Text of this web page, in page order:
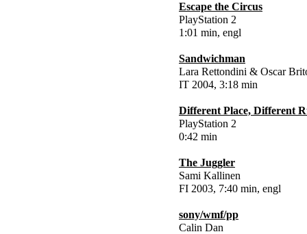
Escape the Circus
PlayStation 2
1:01 min, engl
Sandwichman
Lara Rettondini & Oscar
IT 2004, 3:18 min
Different Place, Different
PlayStation 2
0:42 min
The Juggler
Sami Kallinen
FI 2003, 7:40 min, engl
sony/wmf/pp
Calin Dan